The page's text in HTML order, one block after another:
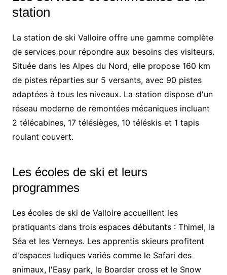
station
La station de ski Valloire offre une gamme complète
de services pour répondre aux besoins des visiteurs.
Située dans les Alpes du Nord, elle propose 160 km
de pistes réparties sur 5 versants, avec 90 pistes
adaptées à tous les niveaux. La station dispose d'un
réseau moderne de remontées mécaniques incluant
2 télécabines, 17 télésièges, 10 téléskis et 1 tapis
roulant couvert.
Les écoles de ski et leurs
programmes
Les écoles de ski de Valloire accueillent les
pratiquants dans trois espaces débutants : Thimel, la
Séa et les Verneys. Les apprentis skieurs profitent
d'espaces ludiques variés comme le Safari des
animaux, l'Easy park, le Boarder cross et le Snow